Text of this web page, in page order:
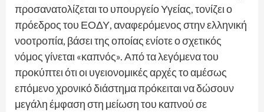
προσανατολίζεται το υπουργείο Υγείας, τονίζει ο
πρόεδρος του ΕΟΔΥ, αναφερόμενος στην ελληνική
νοοτροπία, βάσει της οποίας ενίοτε ο σχετικός
νόμος γίνεται «καπνός». Από τα λεγόμενα του
προκύπτει ότι οι υγειονομικές αρχές το αμέσως
επόμενο χρονικό διάστημα πρόκειται να δώσουν
μεγάλη έμφαση στη μείωση του καπνού σε